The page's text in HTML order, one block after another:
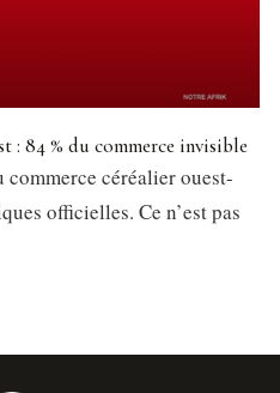
: 84 % du commerce invisible
commerce céréalier ouest-
officielles. Ce n’est pas